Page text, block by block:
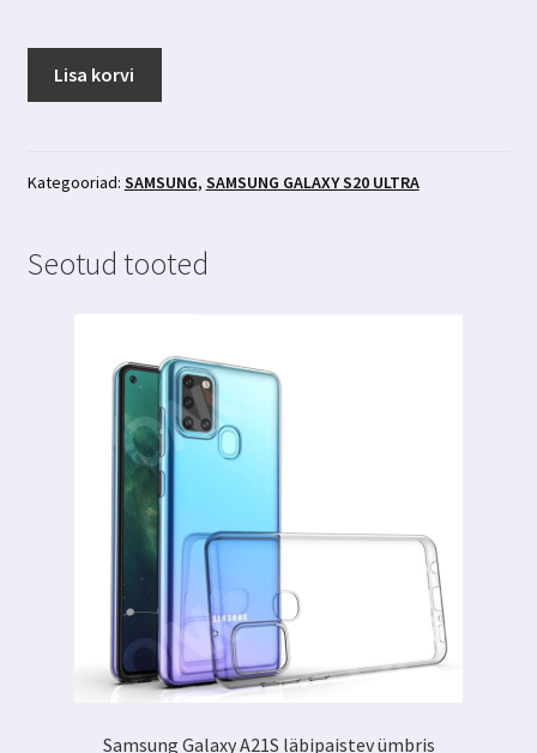
ümbris
Lisa korvi
Kategooriad: SAMSUNG, SAMSUNG GALAXY S20 ULTRA
Seotud tooted
Samsung Galaxy A21S läbipaistev ümbris